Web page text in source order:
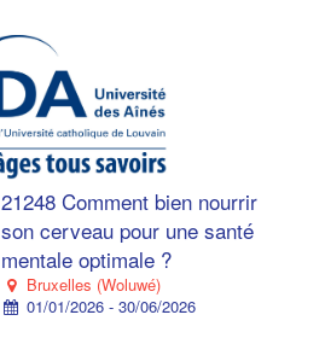
21248 Comment bien nourrir
son cerveau pour une santé
mentale optimale ?
Bruxelles (Woluwé)
01/01/2026 - 30/06/2026